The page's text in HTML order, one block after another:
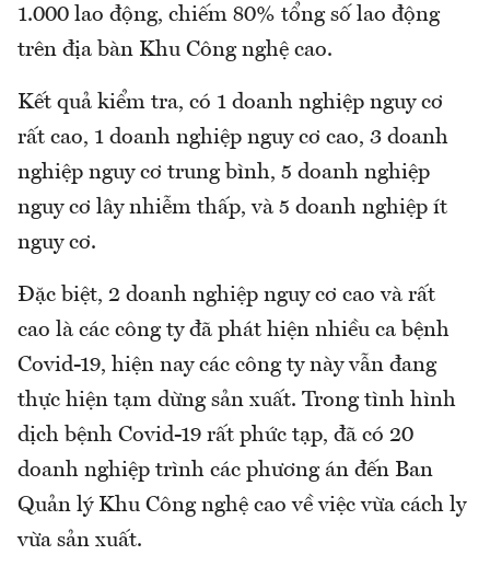
1.000 lao động, chiếm 80% tổng số lao động
trên địa bàn Khu Công nghệ cao.
Kết quả kiểm tra, có 1 doanh nghiệp nguy cơ
rất cao, 1 doanh nghiệp nguy cơ cao, 3 doanh
nghiệp nguy cơ trung bình, 5 doanh nghiệp
nguy cơ lây nhiễm thấp, và 5 doanh nghiệp ít
nguy cơ.
Đặc biệt, 2 doanh nghiệp nguy cơ cao và rất
cao là các công ty đã phát hiện nhiều ca bệnh
Covid-19, hiện nay các công ty này vẫn đang
thực hiện tạm dừng sản xuất. Trong tình hình
dịch bệnh Covid-19 rất phức tạp, đã có 20
doanh nghiệp trình các phương án đến Ban
Quản lý Khu Công nghệ cao về việc vừa cách ly
vừa sản xuất.